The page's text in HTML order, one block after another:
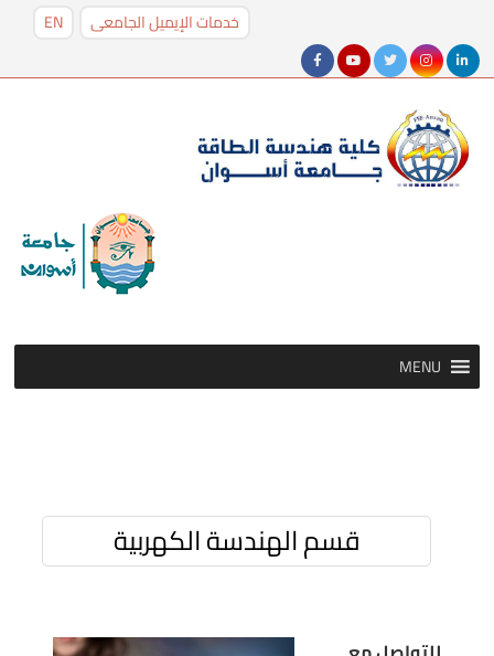
EN خدمات الإيميل الجامعى
MENU
قسم الهندسة الكهربية